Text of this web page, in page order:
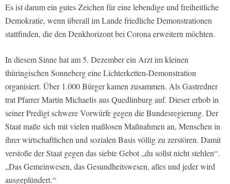
Es ist darum ein gutes Zeichen für eine lebendige und freiheitliche
Demokratie, wenn überall im Lande friedliche Demonstrationen
stattfinden, die den Denkhorizont bei Corona erweitern möchten.
In diesem Sinne hat am 5. Dezember ein Arzt im kleinen
thüringischen Sonneberg eine Lichterketten-Demonstration
organisiert. Über 1.000 Bürger kamen zusammen. Als Gastredner
trat Pfarrer Martin Michaelis aus Quedlinburg auf. Dieser erhob in
seiner Predigt schwere Vorwürfe gegen die Bundesregierung. Der
Staat maße sich mit vielen maßlosen Maßnahmen an, Menschen in
ihrer wirtschaftlichen und sozialen Basis völlig zu zerstören. Damit
verstoße der Staat gegen das siebte Gebot „du sollst nicht stehlen“.
„Das Gemeinwesen, das Gesundheitswesen, alles und jeder wird
ausgeplündert.“